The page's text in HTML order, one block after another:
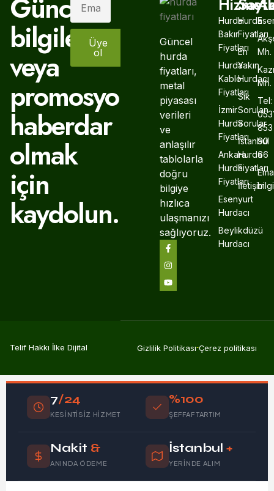
Güncel
bilgiler,
veya
promosyonlardan
haberdar
olmak
için
kaydolun.
Üye
ol
Güncel
hurda
fiyatları,
metal
piyasası
verileri
ve
anlaşılır
tablolarla
doğru
bilgiye
hızlıca
ulaşmanızı
sağlıyoruz.
Hurda
Bakır
Fiyatları
Hurda
Kablo
Fiyatları
İzmir
Hurda
Fiyatları
Ankara
Hurda
Fiyatları
Esenyurt
Hurdacı
Beylikdüzü
Hurdacı
Hurda
Fiyatları
En
Yakın
Hurdacı
Sık
Sorulan
Sorular
İstanbul
Hurda
Fiyatları
İletişim
Mh.
Mh.
Tel:
853
90
66
Telif Hakkı İlke Dijital Gizlilik Politikası Çerez politikası
7/24
KESINTISIZ HIZMET
%100
ŞEFFAF TARTIM
Nakit &
ANINDA ÖDEME
İstanbul +
YERINDE ALIM